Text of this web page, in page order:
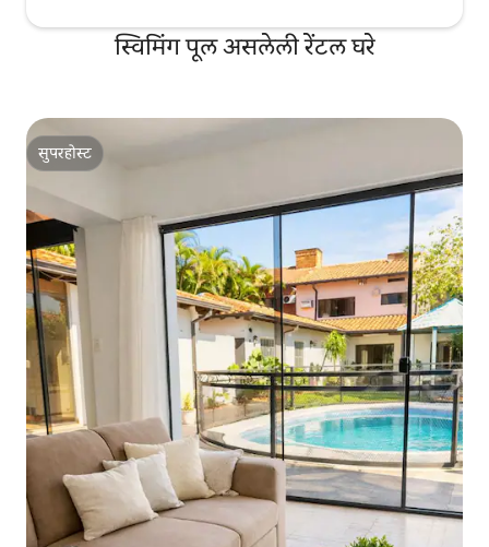
स्विमिंग पूल असलेली रेंटल घरे
सुपरहोस्ट
सुपरहोस्ट